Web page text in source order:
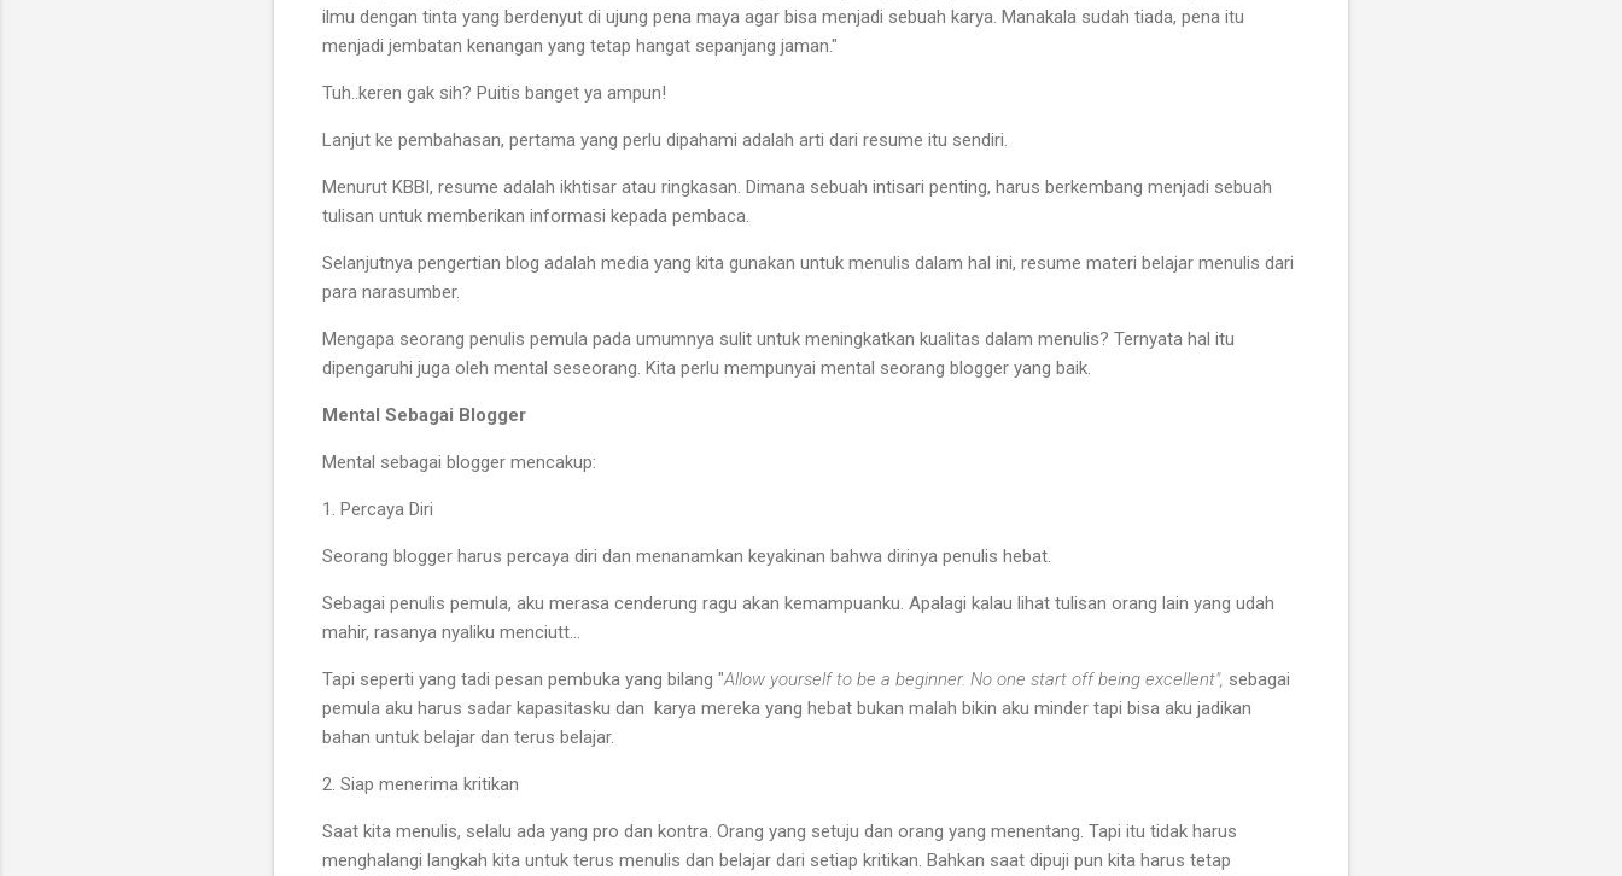
ilmu dengan tinta yang berdenyut di ujung pena maya agar bisa menjadi sebuah karya. Manakala sudah tiada, pena itu
menjadi jembatan kenangan yang tetap hangat sepanjang jaman."
Tuh..keren gak sih? Puitis banget ya ampun!
Lanjut ke pembahasan, pertama yang perlu dipahami adalah arti dari resume itu sendiri.
Menurut KBBI, resume adalah ikhtisar atau ringkasan. Dimana sebuah intisari penting, harus berkembang menjadi sebuah
tulisan untuk memberikan informasi kepada pembaca.
Selanjutnya pengertian blog adalah media yang kita gunakan untuk menulis dalam hal ini, resume materi belajar menulis dari
para narasumber.
Mengapa seorang penulis pemula pada umumnya sulit untuk meningkatkan kualitas dalam menulis? Ternyata hal itu
dipengaruhi juga oleh mental seseorang. Kita perlu mempunyai mental seorang blogger yang baik.
Mental Sebagai Blogger
Mental sebagai blogger mencakup:
1. Percaya Diri
Seorang blogger harus percaya diri dan menanamkan keyakinan bahwa dirinya penulis hebat.
Sebagai penulis pemula, aku merasa cenderung ragu akan kemampuanku. Apalagi kalau lihat tulisan orang lain yang udah
mahir, rasanya nyaliku menciutt...
Tapi seperti yang tadi pesan pembuka yang bilang "Allow yourself to be a beginner. No one start off being excellent", sebagai
pemula aku harus sadar kapasitasku dan karya mereka yang hebat bukan malah bikin aku minder tapi bisa aku jadikan
bahan untuk belajar dan terus belajar.
2. Siap menerima kritikan
Saat kita menulis, selalu ada yang pro dan kontra. Orang yang setuju dan orang yang menentang. Tapi itu tidak harus
menghalangi langkah kita untuk terus menulis dan belajar dari setiap kritikan. Bahkan saat dipuji pun kita harus tetap